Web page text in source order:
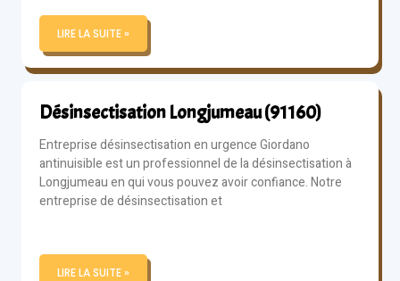
LIRE LA SUITE »
Désinsectisation Longjumeau (91160)
Entreprise désinsectisation en urgence Giordano
antinuisible est un professionnel de la désinsectisation à
Longjumeau en qui vous pouvez avoir confiance. Notre
entreprise de désinsectisation et
LIRE LA SUITE »